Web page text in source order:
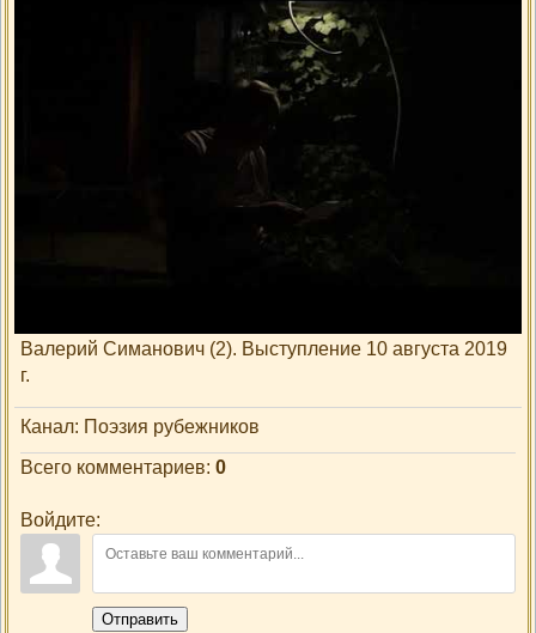
Валерий Симанович (2). Выступление 10 августа 2019
г.
Канал: Поэзия рубежников
Всего комментариев: 0
Войдите:
Отправить